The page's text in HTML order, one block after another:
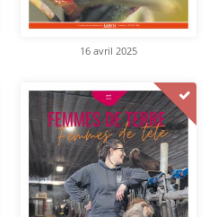
16 avril 2025